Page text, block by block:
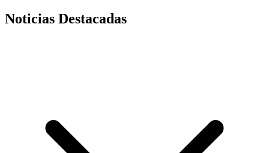
Noticias Destacadas